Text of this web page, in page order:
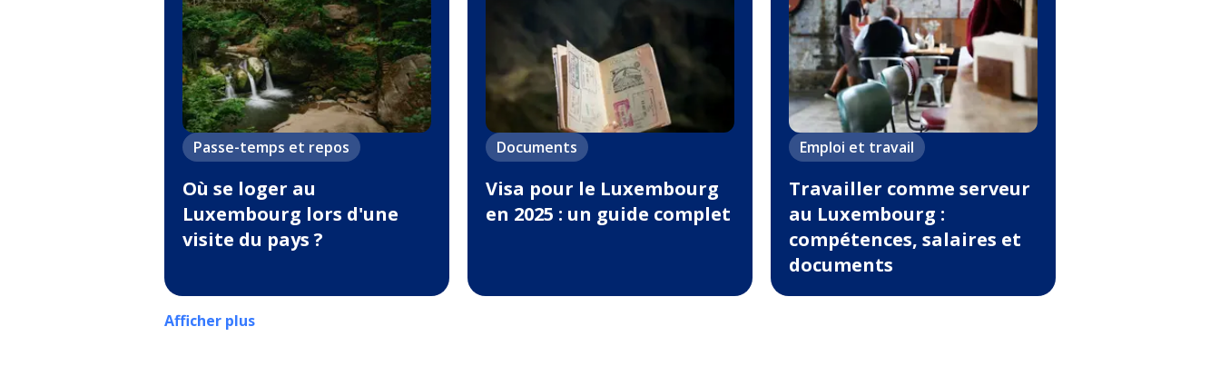
Passe-temps et repos
Où se loger au
Luxembourg lors d'une
visite du pays ?
Documents
Visa pour le Luxembourg
en 2025 : un guide complet
Emploi et travail
Travailler comme serveur
au Luxembourg :
compétences, salaires et
documents
Afficher plus